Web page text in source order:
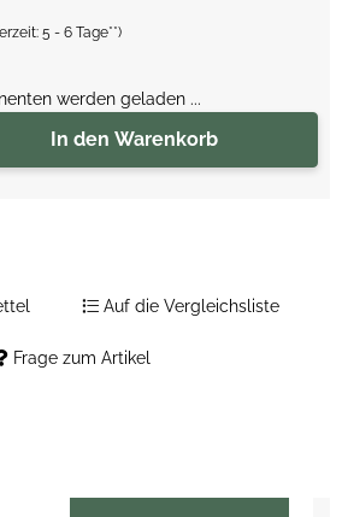
5 - 6 Tage**)
In den Warenkorb
werden geladen ...
Frage zum Artikel
Auf die Vergleichsliste